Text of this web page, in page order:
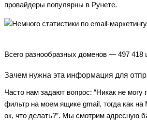
провайдеры популярны в Рунете.
Всего разнообразных доменов — 497 418
Зачем нужна эта информация для
Часто нам задают вопрос: “Никак не могу
фильтр на моем ящике gmail, тогда как на
ок, что делать?”. Мы смотрим адресную